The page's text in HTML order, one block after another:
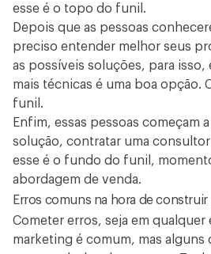
esse é o topo do funil.
Depois que as pessoas
preciso entender melhor seus
as possíveis soluções, para
mais técnicas é uma boa opção.
funil.
Enfim, essas pessoas começam
solução, contratar uma
esse é o fundo do funil,
abordagem de venda.
Erros comuns na hora de
Cometer erros, seja em qualquer
marketing é comum, mas alguns